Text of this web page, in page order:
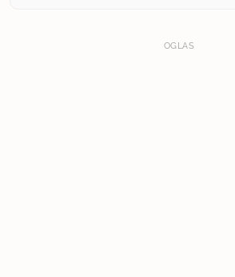
OGLAS